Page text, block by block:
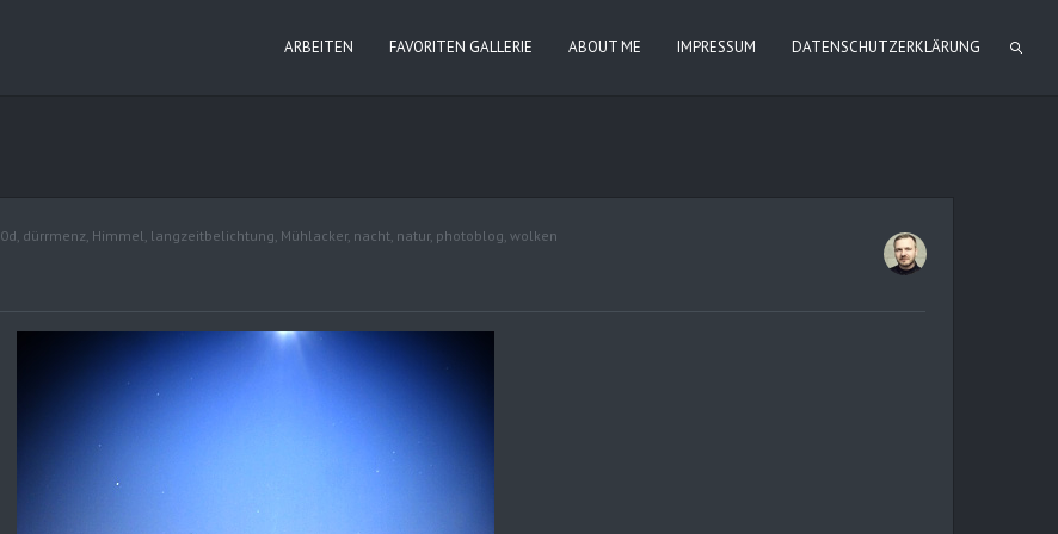
ARBEITEN FAVORITEN GALLERIE ABOUT ME IMPRESSUM DATENSCHUTZERKLÄRUNG
, dürrmenz, Himmel, langzeitbelichtung, Mühlacker, nacht, natur, photoblog, wolken